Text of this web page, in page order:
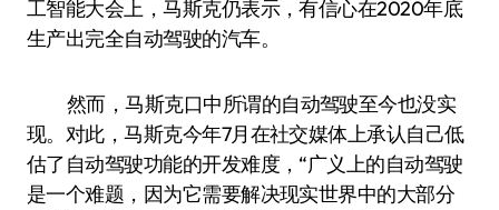
工智能大会上，马斯克仍表示，有信心在2020年底
生产出完全自动驾驶的汽车。
然而，马斯克口中所谓的自动驾驶至今也没实
现。对此，马斯克今年7月在社交媒体上承认自己低
估了自动驾驶功能的开发难度，“广义上的自动驾驶
是一个难题，因为它需要解决现实世界中的大部分